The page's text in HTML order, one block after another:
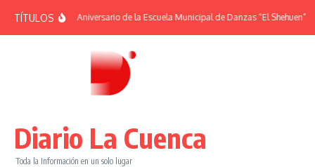
TÍTULOS| 38° Aniversario de la Escuela Municipal de Danzas “El Shehuen”
Diario La Cuenca
Toda la Información en un solo lugar